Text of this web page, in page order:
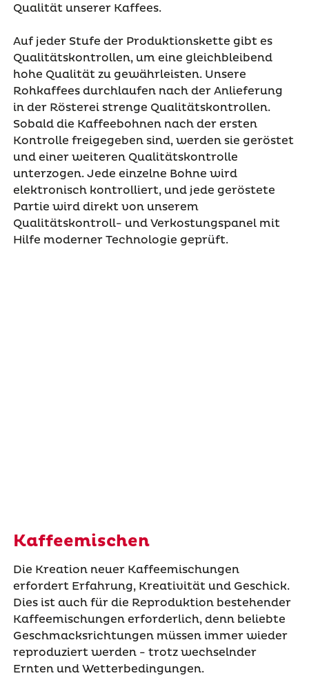
Qualität unserer Kaffees.
Auf jeder Stufe der Produktionskette gibt es
Qualitätskontrollen, um eine gleichbleibend
hohe Qualität zu gewährleisten. Unsere
Rohkaffees durchlaufen nach der Anlieferung
in der Rösterei strenge Qualitätskontrollen.
Sobald die Kaffeebohnen nach der ersten
Kontrolle freigegeben sind, werden sie geröstet
und einer weiteren Qualitätskontrolle
unterzogen. Jede einzelne Bohne wird
elektronisch kontrolliert, und jede geröstete
Partie wird direkt von unserem
Qualitätskontroll- und Verkostungspanel mit
Hilfe moderner Technologie geprüft.
Kaffeemischen
Die Kreation neuer Kaffeemischungen
erfordert Erfahrung, Kreativität und Geschick.
Dies ist auch für die Reproduktion bestehender
Kaffeemischungen erforderlich, denn beliebte
Geschmacksrichtungen müssen immer wieder
reproduziert werden - trotz wechselnder
Ernten und Wetterbedingungen.